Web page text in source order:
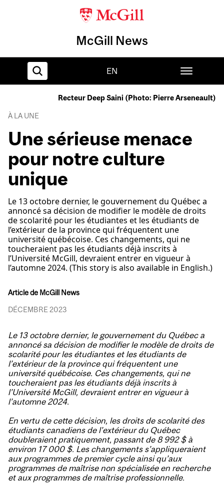
McGill News
EN
Home
Recteur Deep Saini (Photo: Pierre Arseneault)
À LA UNE
Une sérieuse menace
pour notre culture
unique
Le 13 octobre dernier, le gouvernement du Québec a
annoncé sa décision de modifier le modèle de droits
de scolarité pour les étudiantes et les étudiants de
l’extérieur de la province qui fréquentent une
université québécoise. Ces changements, qui ne
toucheraient pas les étudiants déjà inscrits à
l’Université McGill, devraient entrer en vigueur à
l’automne 2024. (This story is also available in English.)
Article de McGill News
DÉCEMBRE 2023
Le 13 octobre dernier, le gouvernement du Québec a
annoncé sa décision de modifier le modèle de droits de
scolarité pour les étudiantes et les étudiants de
l’extérieur de la province qui fréquentent une
université québécoise. Ces changements, qui ne
toucheraient pas les étudiants déjà inscrits à
l’Université McGill, devraient entrer en vigueur à
l’automne 2024.
En vertu de cette décision, les droits de scolarité des
étudiants canadiens de l’extérieur du Québec
doubleraient pratiquement, passant de 8 992 $ à
environ 17 000 $. Les changements s’appliqueraient
aux programmes de premier cycle ainsi qu’aux
programmes de maîtrise non spécialisée en recherche
et aux programmes de maîtrise professionnelle.